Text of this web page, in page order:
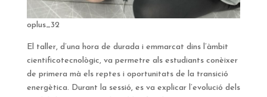
oplus_32
El taller, d’una hora de durada i emmarcat dins l’àmbit
cientificotecnològic, va permetre als estudiants conèixer
de primera mà els reptes i oportunitats de la transició
energètica. Durant la sessió, es va explicar l’evolució dels